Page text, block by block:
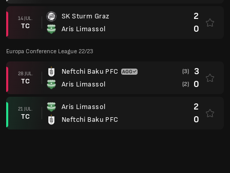
14 JUL.
TC
SK Sturm Graz
Aris Limassol
2
0
Europa Conference League 22/23
28 JUL.
TC
Neftchi Baku PFC
Aris Limassol
(3) 3
(2) 0
21 JUL.
TC
Aris Limassol
Neftchi Baku PFC
2
0